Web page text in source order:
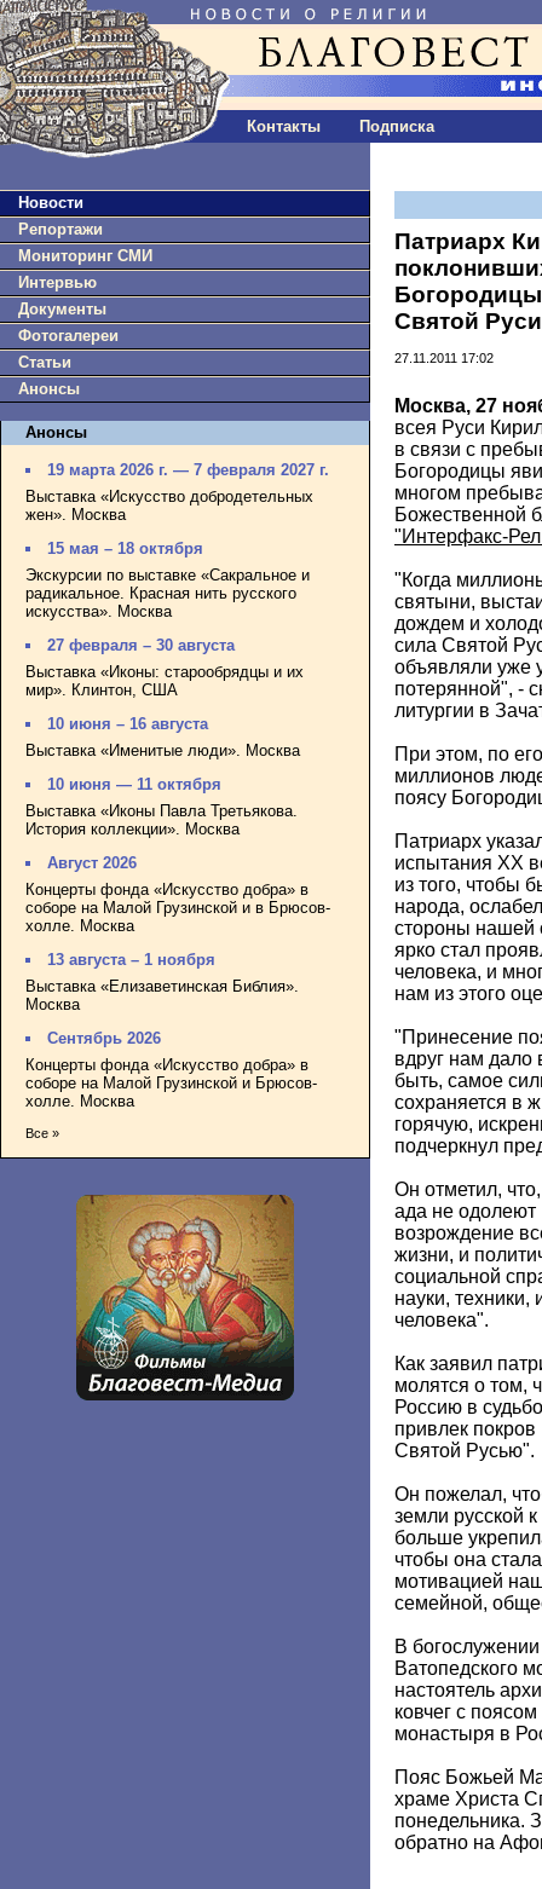
Контакты Подписка
Новости
Репортажи
Мониторинг СМИ
Интервью
Документы
Фотогалереи
Статьи
Анонсы
Анонсы
19 марта 2026 г. — 7 февраля 2027 г.
Выставка «Искусство добродетельных
жен». Москва
15 мая – 18 октября
Экскурсии по выставке «Сакральное и
радикальное. Красная нить русского
искусства». Москва
27 февраля – 30 августа
Выставка «Иконы: старообрядцы и их
мир». Клинтон, США
10 июня – 16 августа
Выставка «Именитые люди». Москва
10 июня — 11 октября
Выставка «Иконы Павла Третьякова.
История коллекции». Москва
Август 2026
Концерты фонда «Искусство добра» в
соборе на Малой Грузинской и в Брюсов-
холле. Москва
13 августа – 1 ноября
Выставка «Елизаветинская Библия».
Москва
Сентябрь 2026
Концерты фонда «Искусство добра» в
соборе на Малой Грузинской и Брюсов-
холле. Москва
Все »
Патриарх
Святой Руси
27.11.2011 17:02
Москва, 27
всея Руси
в связи с
Богородицы
многом
Божественной
"Интерфакс-
"Когда
святыни,
дождем и
сила Святой
объявляли уже
потерянной", -
литургии в
При этом, по
миллионов
поясу
Патриарх
испытания XX
из того, чтобы
народа,
стороны нашей
ярко стал
человека, и
нам из этого
"Принесение
вдруг нам дало
быть, самое
сохраняется в
горячую,
подчеркнул
Он отметил,
ада не одолеют
возрождение
жизни, и
социальной
науки, техники,
человека".
Как заявил
молятся о том,
Россию в
привлек
Святой Русью".
Он пожелал,
земли русской
больше
чтобы она
мотивацией
семейной,
В
Ватопедского
настоятель
ковчег с
монастыря в
Пояс Божьей
храме Христа
понедельника.
обратно на